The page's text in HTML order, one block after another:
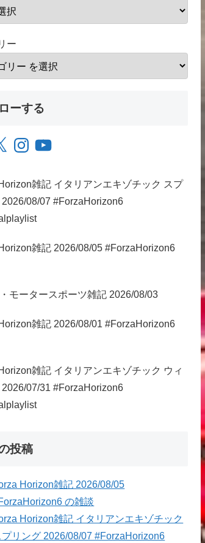
ー
ーする
InstagramYouTube
雑記 イタリアンエキゾチック スプ
2026/08/07 #ForzaHorizon6
雑記 2026/08/05 #ForzaHorizon6
モータースポーツ雑記 2026/08/03
雑記 2026/08/01 #ForzaHorizon6
雑記 イタリアンエキゾチック ウィ
2026/07/31 #ForzaHorizon6
投稿
Horizon雑記 2026/08/05
の雑談
Horizon雑記 イタリアンエキゾチック
プリング 2026/08/07 #ForzaHorizon6